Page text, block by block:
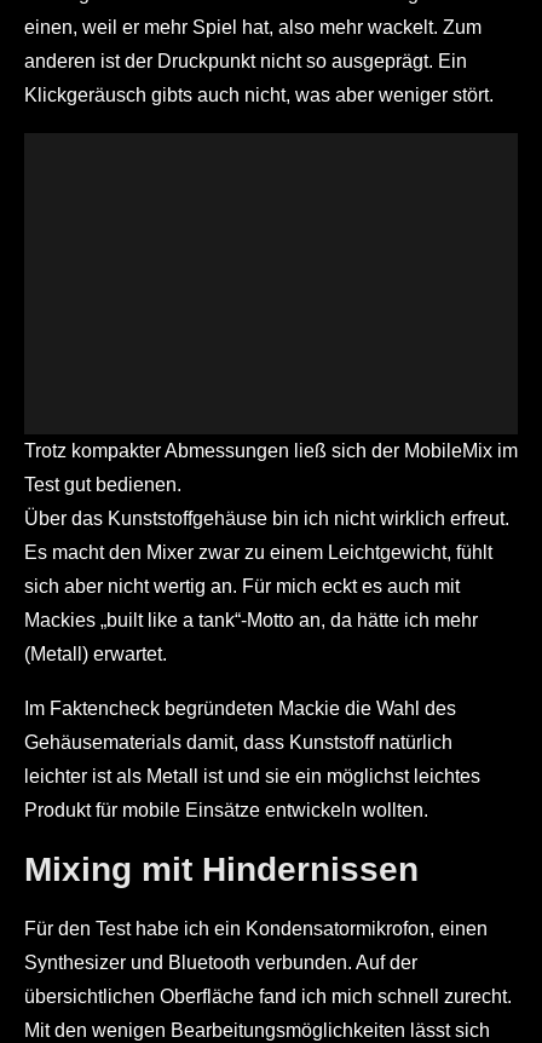
einen, weil er mehr Spiel hat, also mehr wackelt. Zum
anderen ist der Druckpunkt nicht so ausgeprägt. Ein
Klickgeräusch gibts auch nicht, was aber weniger stört.
Trotz kompakter Abmessungen ließ sich der MobileMix im
Test gut bedienen.
Über das Kunststoffgehäuse bin ich nicht wirklich erfreut.
Es macht den Mixer zwar zu einem Leichtgewicht, fühlt
sich aber nicht wertig an. Für mich eckt es auch mit
Mackies „built like a tank“-Motto an, da hätte ich mehr
(Metall) erwartet.
Im Faktencheck begründeten Mackie die Wahl des
Gehäusematerials damit, dass Kunststoff natürlich
leichter ist als Metall ist und sie ein möglichst leichtes
Produkt für mobile Einsätze entwickeln wollten.
Mixing mit Hindernissen
Für den Test habe ich ein Kondensatormikrofon, einen
Synthesizer und Bluetooth verbunden. Auf der
übersichtlichen Oberfläche fand ich mich schnell zurecht.
Mit den wenigen Bearbeitungsmöglichkeiten lässt sich